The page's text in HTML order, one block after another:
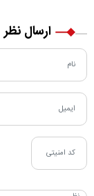
ارسال نظر